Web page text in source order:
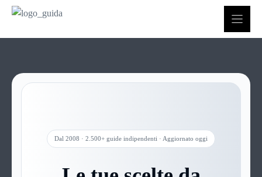
contenuto
Dal 2008 · 2.500+ guide indipendenti · Aggiornato oggi